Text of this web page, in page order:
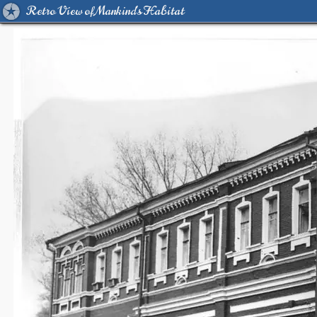
Retro View of Mankind's Habitat